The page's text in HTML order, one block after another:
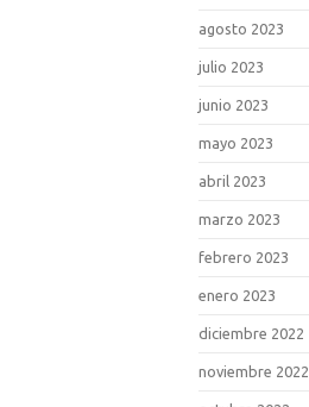
agosto 2023
julio 2023
junio 2023
mayo 2023
abril 2023
marzo 2023
febrero 2023
enero 2023
diciembre 2022
noviembre 2022